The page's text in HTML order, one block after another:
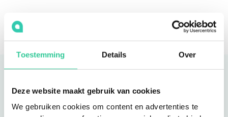
Toestemming Details Over
Deze website maakt gebruik van cookies
We gebruiken cookies om content en advertenties te
Lees ook deze blogs